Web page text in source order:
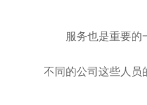
服务也是重要的一
不同的公司这些人员